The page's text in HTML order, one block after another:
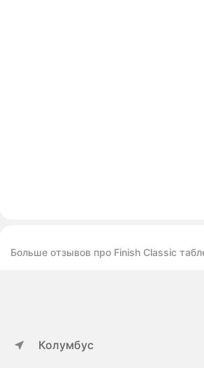
Больше отзывов про Finish Classic
Колумбус